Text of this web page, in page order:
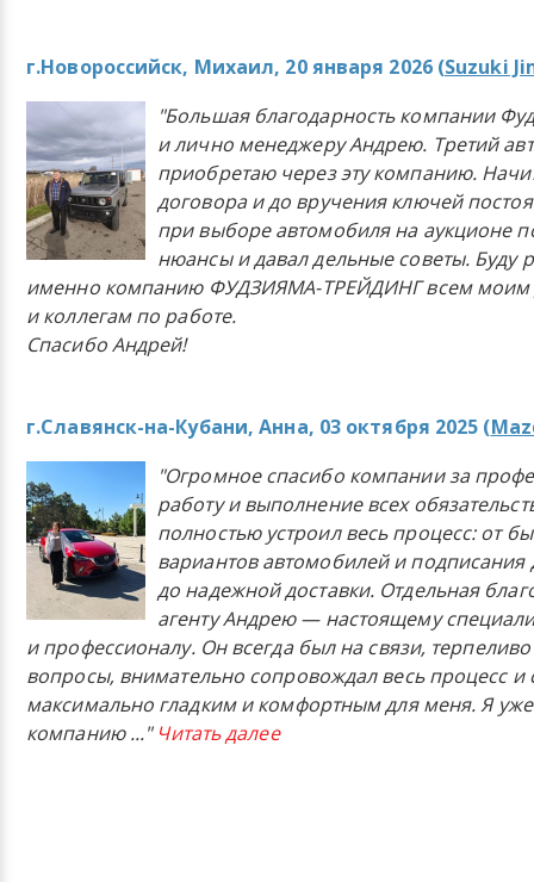
г.Новороссийск, Михаил, 20 января 2026 (Suzuki
"Большая благодарность компании
и лично менеджеру Андрею. Третий
приобретаю через эту компанию.
договора и до вручения ключей
при выборе автомобиля на аукционе
нюансы и давал дельные советы. Буду
именно компанию ФУДЗИЯМА-ТРЕЙДИНГ всем моим
и коллегам по работе.
Спасибо Андрей!
г.Славянск-на-Кубани, Анна, 03 октября 2025 (
"Огромное спасибо компании за
работу и выполнение всех
полностью устроил весь процесс: от
вариантов автомобилей и подписания
до надежной доставки. Отдельная
агенту Андрею — настоящему
и профессионалу. Он всегда был на связи,
вопросы, внимательно сопровождал весь процесс и
максимально гладким и комфортным для меня. Я
компанию..." Читать далее